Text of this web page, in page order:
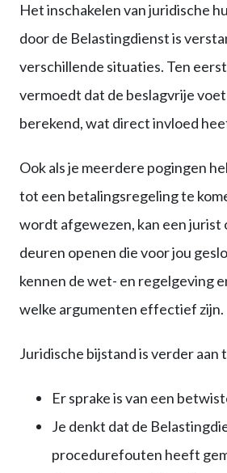
Het inschakelen van juridische
door de Belastingdienst is
verschillende situaties. Ten
vermoedt dat de beslagvrije
berekend, wat direct invloed
Ook als je meerdere pogingen
tot een betalingsregeling te
wordt afgewezen, kan een jurist
deuren openen die voor jou
kennen de wet- en regelgeving
welke argumenten effectief zijn.
Juridische bijstand is verder aan
Er sprake is van een
Je denkt dat de
procedurefouten heeft